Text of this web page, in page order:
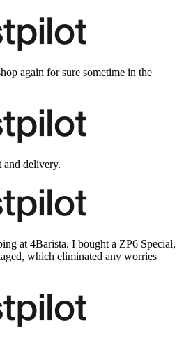
again for sure sometime in the
and delivery.
at 4Barista. I bought a ZP6 Special,
which eliminated any worries